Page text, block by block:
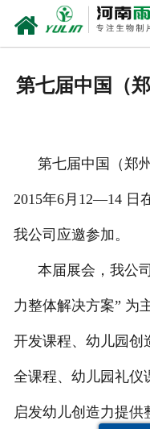
第七届中国（
第七届中国（郑州
2015年6月12—14 日
我公司应邀参加。
本届展会，我公司
力整体解决方案” 为
开发课程、幼儿园创
全课程、幼儿园礼仪
启发幼儿创造力提供